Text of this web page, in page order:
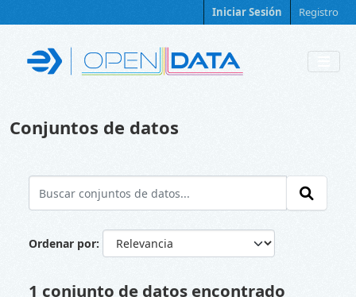
Iniciar Sesión Registro
Conjuntos de datos
Ordenar por
1 conjunto de datos encontrado